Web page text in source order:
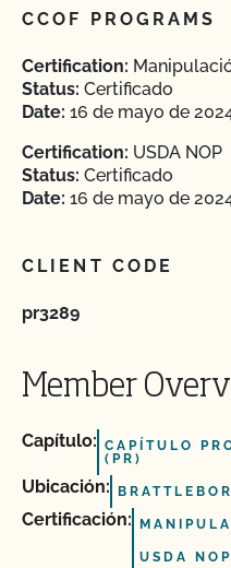
CCOF PROGRAMS
Certification:
Status: Certificado
Date: 16 de mayo de
Certification: USDA NOP
Status: Certificado
Date: 16 de mayo de
CLIENT CODE
pr3289
Member
Capítulo: CAPÍTULO
(PR)
Ubicación:
Certificación:
USDA NOP